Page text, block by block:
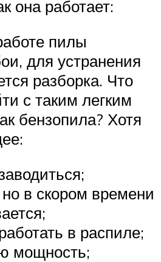
она работает:
пилы
для устранения
разборка. Что
с таким легким
бензопила? Хотя
в скором времени
в распиле;
мощность;